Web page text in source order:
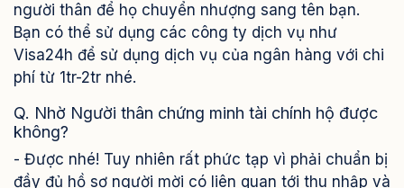
người thân để họ chuyển nhượng sang tên bạn.
Bạn có thể sử dụng các công ty dịch vụ như
Visa24h để sử dụng dịch vụ của ngân hàng với chi
phí từ 1tr-2tr nhé.
Q. Nhờ Người thân chứng minh tài chính hộ được
không?
- Được nhé! Tuy nhiên rất phức tạp vì phải chuẩn bị
đầy đủ hồ sơ người mời có liên quan tới thu nhập và